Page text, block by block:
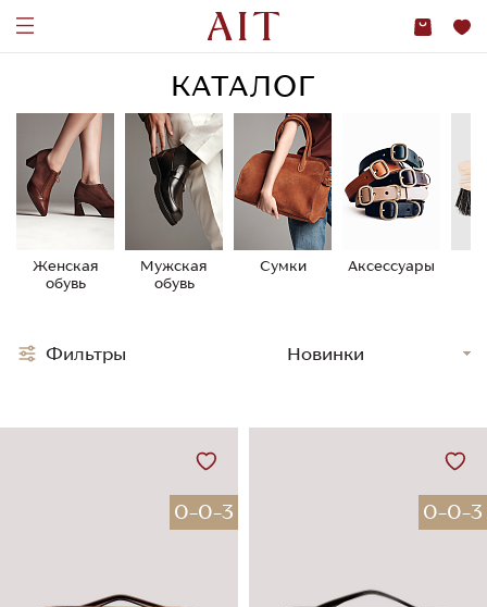
КАТАЛОГ
Женская
обувь
Мужская
обувь
Сумки Аксессуары
0-0-3 0-0-3
Фильтры